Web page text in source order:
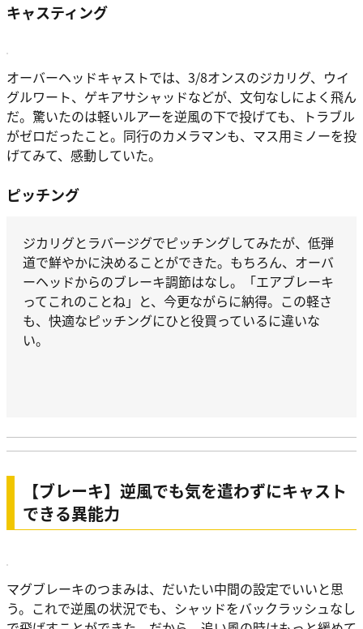
キャスティング
オーバーヘッドキャストでは、3/8オンスのジカリグ、ウイ
グルワート、ゲキアサシャッドなどが、文句なしによく飛ん
だ。驚いたのは軽いルアーを逆風の下で投げても、トラブル
がゼロだったこと。同行のカメラマンも、マス用ミノーを投
げてみて、感動していた。
ピッチング
ジカリグとラバージグでピッチングしてみたが、低弾
道で鮮やかに決めることができた。もちろん、オーバ
ーヘッドからのブレーキ調節はなし。「エアブレーキ
ってこれのことね」と、今更ながらに納得。この軽さ
も、快適なピッチングにひと役買っているに違いな
い。
【ブレーキ】逆風でも気を遣わずにキャスト
できる異能力
マグブレーキのつまみは、だいたい中間の設定でいいと思
う。これで逆風の状況でも、シャッドをバックラッシュなし